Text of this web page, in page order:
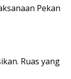
Pekan
Ruas yang